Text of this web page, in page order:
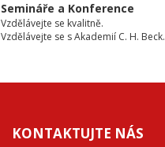
Semináře a Konference
Vzdělávejte se kvalitně.
Vzdělávejte se s Akademií C. H. Beck.
KONTAKTUJTE NÁS